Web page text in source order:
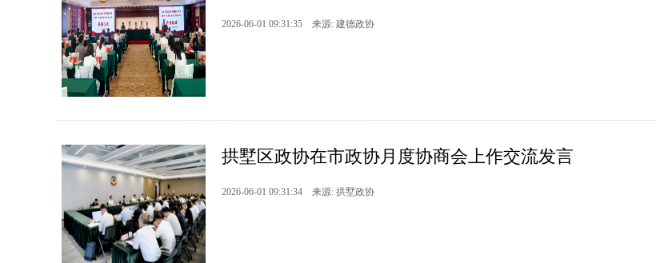
2026-06-01 09:31:35 来源: 建德政协
拱墅区政协在市政协月度协商会上作交流发言
2026-06-01 09:31:34 来源: 拱墅政协